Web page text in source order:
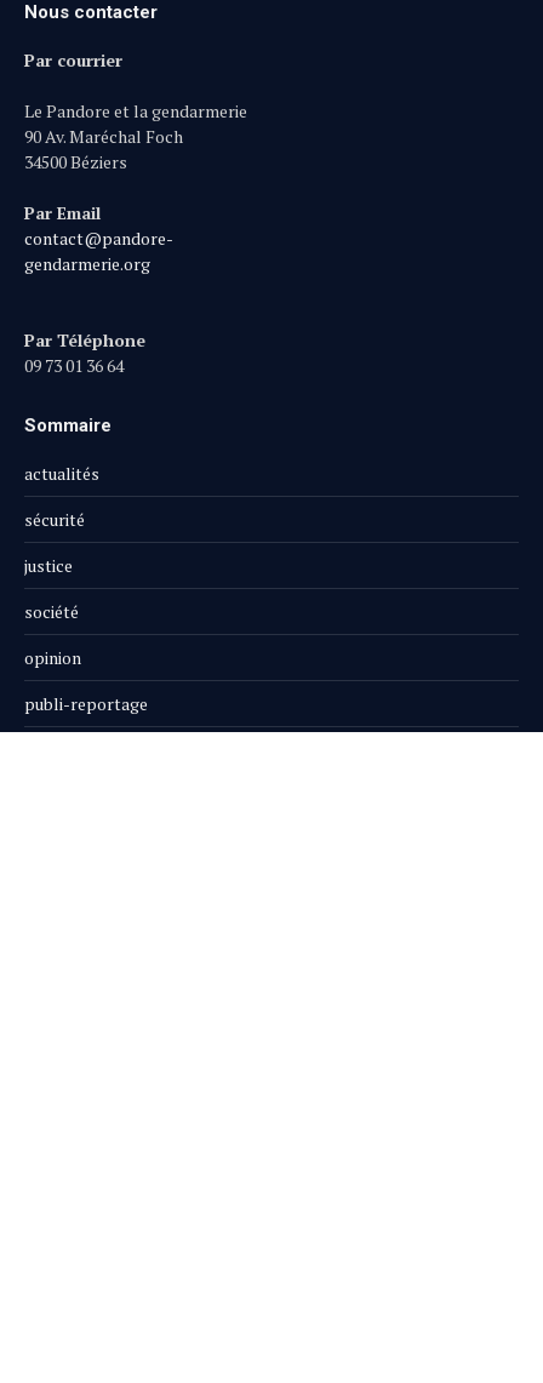
Nous contacter
Par courrier
Le Pandore et la gendarmerie
90 Av. Maréchal Foch
34500 Béziers
Par Email
contact@pandore-
gendarmerie.org
Par Téléphone
09 73 01 36 64
Sommaire
actualités
sécurité
justice
société
opinion
publi-reportage